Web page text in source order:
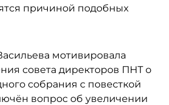
причиной подобных
мотивировала
совета директоров ПНТ о
собрания с повесткой
вопрос об увеличении